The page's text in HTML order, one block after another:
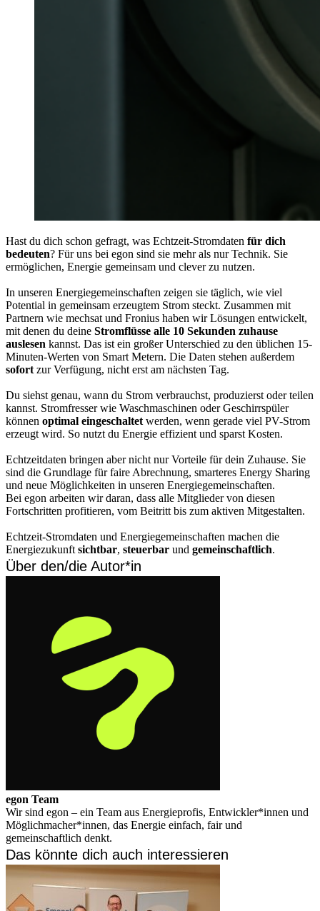
Hast du dich schon gefragt, was Echtzeit-Stromdaten für dich
bedeuten? Für uns bei egon sind sie mehr als nur Technik. Sie
ermöglichen, Energie gemeinsam und clever zu nutzen.
In unseren Energiegemeinschaften zeigen sie täglich, wie viel
Potential in gemeinsam erzeugtem Strom steckt. Zusammen mit
Partnern wie mechsat und Fronius haben wir Lösungen entwickelt,
mit denen du deine Stromflüsse alle 10 Sekunden zuhause
auslesen kannst. Das ist ein großer Unterschied zu den üblichen 15-
Minuten-Werten von Smart Metern. Die Daten stehen außerdem
sofort zur Verfügung, nicht erst am nächsten Tag.
Du siehst genau, wann du Strom verbrauchst, produzierst oder teilen
kannst. Stromfresser wie Waschmaschinen oder Geschirrspüler
können optimal eingeschaltet werden, wenn gerade viel PV-Strom
erzeugt wird. So nutzt du Energie effizient und sparst Kosten.
Echtzeitdaten bringen aber nicht nur Vorteile für dein Zuhause. Sie
sind die Grundlage für faire Abrechnung, smarteres Energy Sharing
und neue Möglichkeiten in unseren Energiegemeinschaften.
Bei egon arbeiten wir daran, dass alle Mitglieder von diesen
Fortschritten profitieren, vom Beitritt bis zum aktiven Mitgestalten.
Echtzeit-Stromdaten und Energiegemeinschaften machen die
Energiezukunft sichtbar, steuerbar und gemeinschaftlich.
Über den/die Autor*in
egon Team
Wir sind egon – ein Team aus Energieprofis, Entwickler*innen und
Möglichmacher*innen, das Energie einfach, fair und
gemeinschaftlich denkt.
Das könnte dich auch interessieren